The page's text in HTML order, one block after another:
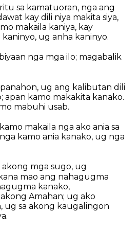
sa kamatuoran, nga ang
kay dili niya makita siya,
makaila kaniya, kay
ug anha kaninyo.
nga mga ilo; magabalik
ug ang kalibutan dili
apan kamo makakita kanako.
mabuhi usab.
makaila nga ako ania sa
kamo ania kanako, ug nga
mga sugo, ug
mao ang nahagugma
kanako,
Amahan; ug ako
ug sa akong kaugalingon